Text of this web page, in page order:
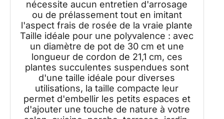
nécessite aucun entretien d'arrosage
ou de prélassement tout en imitant
l'aspect frais de rosée de la vraie plante
Taille idéale pour une polyvalence : avec
un diamètre de pot de 30 cm et une
longueur de cordon de 21,1 cm, ces
plantes succulentes suspendues sont
d'une taille idéale pour diverses
utilisations, la taille compacte leur
permet d'embellir les petits espaces et
d'ajouter une touche de nature à votre